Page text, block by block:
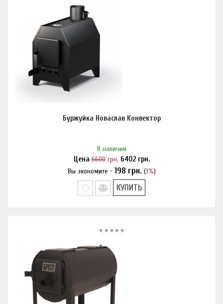
Буржуйка Новаслав Конвектор
В наличии
Цена6600грн. 6402грн.
Вы экономите - 198 грн. (3%)
Нашли дешевле?
КУПИТЬ